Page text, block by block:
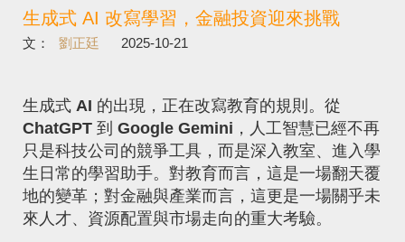
生成式 AI 改寫學習，金融投資迎來挑戰
文： 劉正廷 2025-10-21
生成式 AI 的出現，正在改寫教育的規則。從
ChatGPT 到 Google Gemini ，人工智慧已經不再
只是科技公司的競爭工具，而是深入教室、進入學
生日常的學習助手。對教育而言，這是一場翻天覆
地的變革；對金融與產業而言，這更是一場關乎未
來人才、資源配置與市場走向的重大考驗。